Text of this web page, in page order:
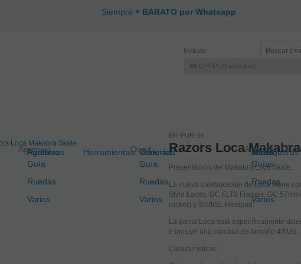
Siempre + BARATO por Whatsapp
Invitado
MI CESTA 0 artículos
Agresivo Velocidad Junior
Rodilleras Coderas Muñequeras
Agresivo
Guía
Ruedas
Varios
Quad
Guía
Ruedas
Varios
Velocidad /
Guías
Ruedas
Varios
Herramientas Varios
MK-PUR-39
Razors Loca
Presentación del Makabra Loca Skate.
La nueva colaboración de Loca viene
Style Laces, GC FLT3 Frames, GC
rocker) y Shift/SL Heelpad.
La gama Loca está específicamente
e incluye una carcasa de tamaño 4/5US.
Características: